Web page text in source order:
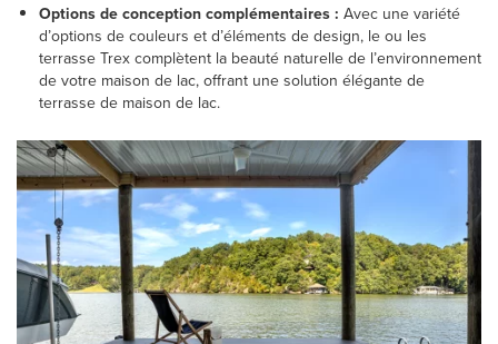
Options de conception complémentaires : Avec une variété
d’options de couleurs et d’éléments de design, le ou les
terrasse Trex complètent la beauté naturelle de l’environnement
de votre maison de lac, offrant une solution élégante de
terrasse de maison de lac.